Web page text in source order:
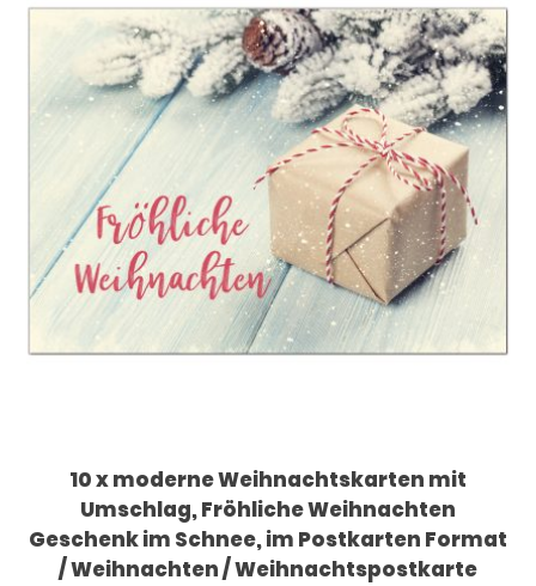
10 x moderne Weihnachtskarten mit
Umschlag, Fröhliche Weihnachten
Geschenk im Schnee, im Postkarten Format
/ Weihnachten / Weihnachtspostkarte